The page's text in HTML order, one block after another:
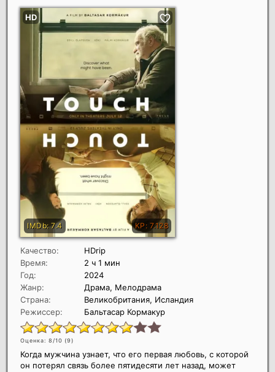
Качество:
HDrip
Время:
2 ч 1 мин
Год:
2024
Жанр:
Драма, Мелодрама
Страна:
Великобритания, Исландия
Режиссер:
Бальтасар Кормакур
Оценка: 8/10 (9)
Когда мужчина узнает, что его первая любовь, с которой
он потерял связь более пятидесяти лет назад, может